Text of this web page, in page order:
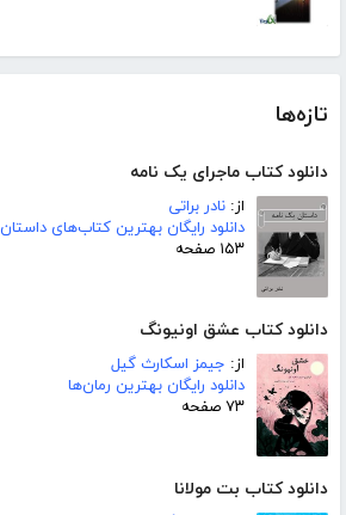
تازه‌ها
دانلود کتاب ماجرای یک نامه
از: نادر براتی
دانلود رایگان بهترین کتاب‌های داستان
۱۵۳ صفحه
دانلود کتاب عشق اونیونگ
از: جیمز اسکارث گیل
دانلود رایگان بهترین رمان‌ها
۷۳ صفحه
دانلود کتاب بت مولانا